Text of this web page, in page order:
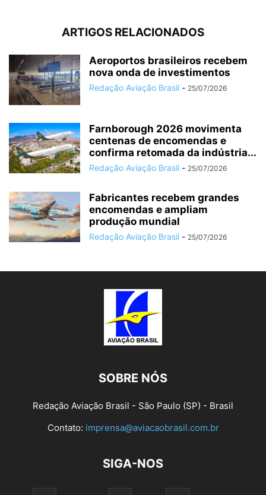
ARTIGOS RELACIONADOS
Aeroportos brasileiros recebem
nova onda de investimentos
Redação Aviação Brasil - 25/07/2026
Farnborough 2026 movimenta
centenas de encomendas e
confirma retomada da indústria...
Redação Aviação Brasil - 25/07/2026
Fabricantes recebem grandes
encomendas e ampliam
produção mundial
Redação Aviação Brasil - 25/07/2026
SOBRE NÓS
Redação Aviação Brasil - São Paulo (SP) - Brasil
Contato: imprensa@aviacaobrasil.com.br
SIGA-NOS